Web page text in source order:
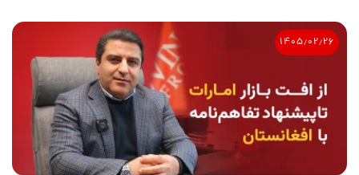
۱۴۰۵٫۰۲٫۲۶